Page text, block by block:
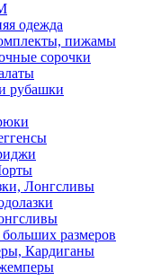
одежда
пижамы
сорочки
рубашки
Лонгсливы
размеров
Кардиганы